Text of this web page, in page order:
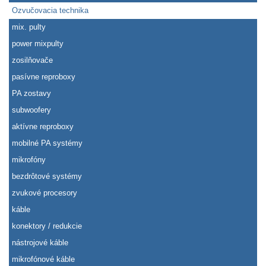
Ozvučovacia technika
mix. pulty
power mixpulty
zosilňovače
pasívne reproboxy
PA zostavy
subwoofery
aktívne reproboxy
mobilné PA systémy
mikrofóny
bezdrôtové systémy
zvukové procesory
káble
konektory / redukcie
nástrojové káble
mikrofónové káble